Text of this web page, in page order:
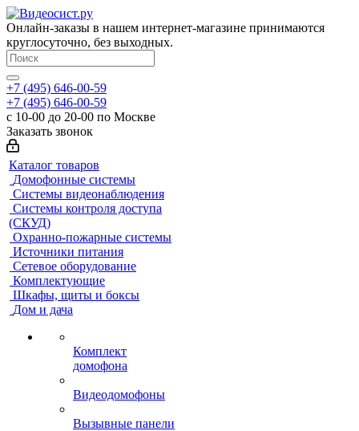
Онлайн-заказы в нашем интернет-магазине принимаются
круглосуточно, без выходных.
+7 (495) 646-00-59
+7 (495) 646-00-59
с 10-00 до 20-00 по Москве
Заказать звонок
Каталог товаров
Домофонные системы
Системы видеонаблюдения
Системы контроля доступа
(СКУД)
Охранно-пожарные системы
Источники питания
Сетевое оборудование
Комплектующие
Шкафы, щиты и боксы
Дом и дача
Комплект
домофона
Видеодомофоны
Вызывные панели